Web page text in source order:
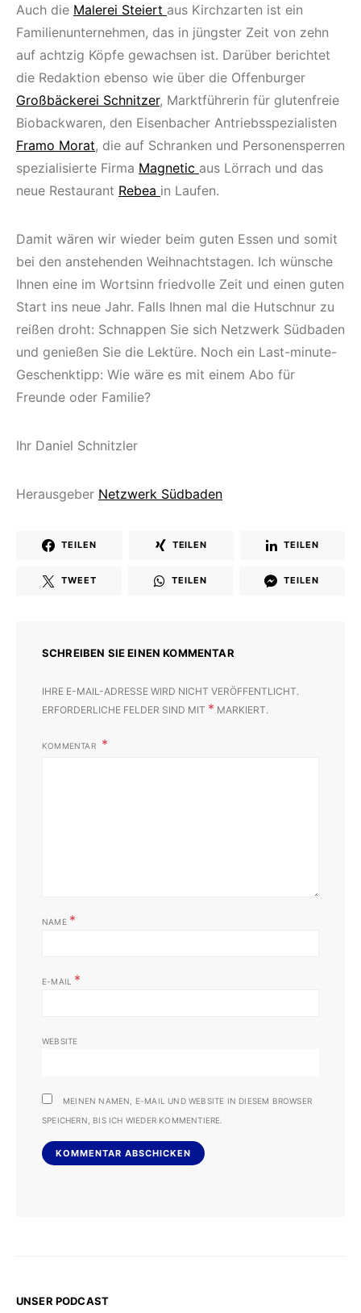
Auch die Malerei Steiert aus Kirchzarten ist ein
Familienunternehmen, das in jüngster Zeit von zehn
auf achtzig Köpfe gewachsen ist. Darüber berichtet
die Redaktion ebenso wie über die Offenburger
Großbäckerei Schnitzer, Marktführerin für glutenfreie
Biobackwaren, den Eisenbacher Antriebsspezialisten
Framo Morat, die auf Schranken und Personensperren
spezialisierte Firma Magnetic aus Lörrach und das
neue Restaurant Rebea in Laufen.
Damit wären wir wieder beim guten Essen und somit
bei den anstehenden Weihnachtstagen. Ich wünsche
Ihnen eine im Wortsinn friedvolle Zeit und einen guten
Start ins neue Jahr. Falls Ihnen mal die Hutschnur zu
reißen droht: Schnappen Sie sich Netzwerk Südbaden
und genießen Sie die Lektüre. Noch ein Last-minute-
Geschenktipp: Wie wäre es mit einem Abo für
Freunde oder Familie?
Ihr Daniel Schnitzler
Herausgeber Netzwerk Südbaden
TEILEN TEILEN TEILEN
TWEET TEILEN TEILEN
SCHREIBEN SIE EINEN KOMMENTAR
IHRE E-MAIL-ADRESSE WIRD NICHT VERÖFFENTLICHT.
ERFORDERLICHE FELDER SIND MIT * MARKIERT.
KOMMENTAR
NAME *
E-MAIL *
WEBSITE
MEINEN NAMEN, E-MAIL UND WEBSITE IN DIESEM BROWSER
SPEICHERN, BIS ICH WIEDER KOMMENTIERE.
UNSER PODCAST